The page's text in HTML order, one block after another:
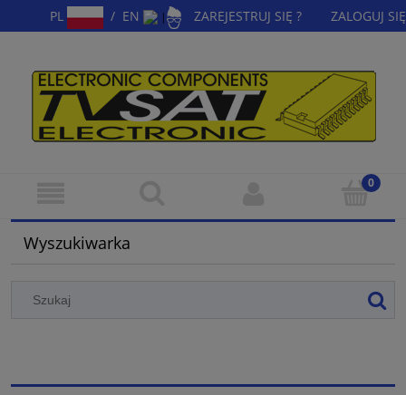
PL / EN | ZAREJESTRUJ SIĘ ? ZALOGUJ SIĘ
Wyszukiwarka